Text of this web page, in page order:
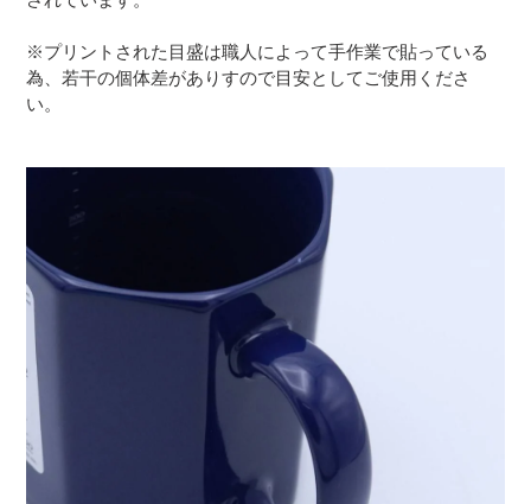
※プリントされた目盛は職人によって手作業で貼っている
為、若干の個体差がありすので目安としてご使用くださ
い。